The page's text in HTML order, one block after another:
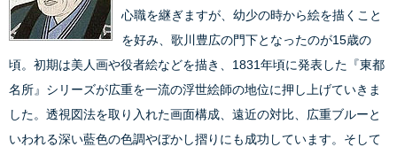
心職を継ぎますが、幼少の時から絵を描くこと
を好み、歌川豊広の門下となったのが15歳の
頃。初期は美人画や役者絵などを描き、1831年頃に発表した『東都
名所』シリーズが広重を一流の浮世絵師の地位に押し上げていきま
した。透視図法を取り入れた画面構成、遠近の対比、広重ブルーと
いわれる深い藍色の色調やぼかし摺りにも成功しています。そして